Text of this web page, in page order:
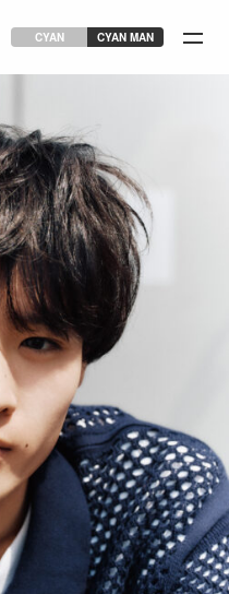
CYAN CYAN MAN